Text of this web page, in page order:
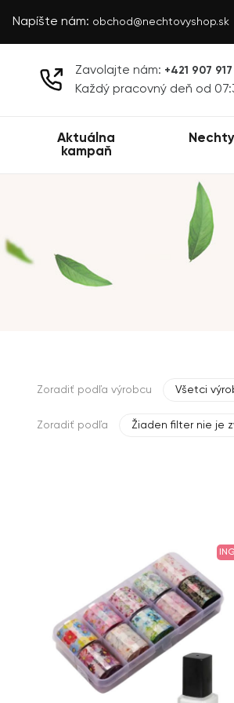
Napíšte nám: obchod@nechtovyshop.sk
Zavolajte nám: +421 907
Každý pracovný deň od
Aktuálna
kampaň
Nechty
Zoradiť podľa výrobcu Všetci
Zoradiť podľa Žiaden filter nie je